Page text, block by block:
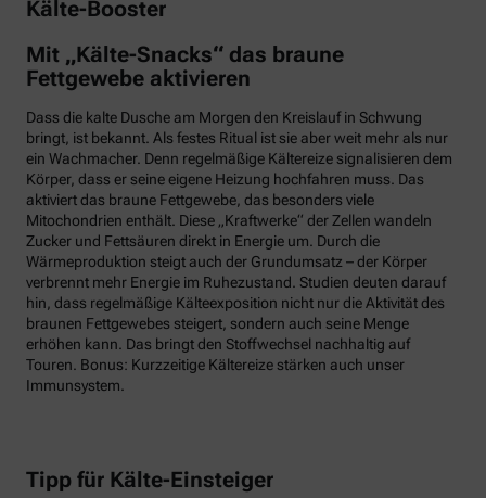
Kälte-Booster
Mit „Kälte-Snacks“ das braune
Fettgewebe aktivieren
Dass die kalte Dusche am Morgen den Kreislauf in Schwung
bringt, ist bekannt. Als festes Ritual ist sie aber weit mehr als nur
ein Wachmacher. Denn regelmäßige Kältereize signalisieren dem
Körper, dass er seine eigene Heizung hochfahren muss. Das
aktiviert das braune Fettgewebe, das besonders viele
Mitochondrien enthält. Diese „Kraftwerke“ der Zellen wandeln
Zucker und Fettsäuren direkt in Energie um. Durch die
Wärmeproduktion steigt auch der Grundumsatz – der Körper
verbrennt mehr Energie im Ruhezustand. Studien deuten darauf
hin, dass regelmäßige Kälteexposition nicht nur die Aktivität des
braunen Fettgewebes steigert, sondern auch seine Menge
erhöhen kann. Das bringt den Stoffwechsel nachhaltig auf
Touren. Bonus: Kurzzeitige Kältereize stärken auch unser
Immunsystem.
Tipp für Kälte-Einsteiger